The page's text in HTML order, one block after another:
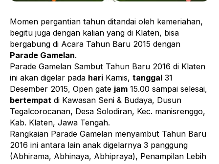
Momen pergantian tahun ditandai oleh kemeriahan,
begitu juga dengan kalian yang di Klaten, bisa
bergabung di Acara Tahun Baru 2015 dengan
Parade Gamelan.
Parade Gamelan Sambut Tahun Baru 2016 di Klaten
ini akan digelar pada hari Kamis, tanggal 31
Desember 2015, Open gate jam 15.00 sampai selesai,
bertempat di Kawasan Seni & Budaya, Dusun
Tegalcorocanan, Desa Solodiran, Kec. manisrenggo,
Kab. Klaten, Jawa Tengah.
Rangkaian Parade Gamelan menyambut Tahun Baru
2016 ini antara lain anak digelarnya 3 panggung
(Abhirama, Abhinaya, Abhipraya), Penampilan Lebih